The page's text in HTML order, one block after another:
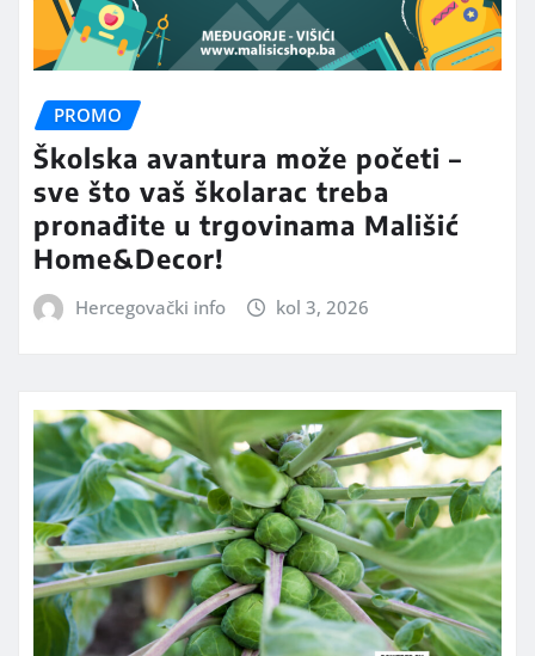
PROMO
Školska avantura može početi –
sve što vaš školarac treba
pronađite u trgovinama Mališić
Home&Decor!
Hercegovački info kol 3, 2026